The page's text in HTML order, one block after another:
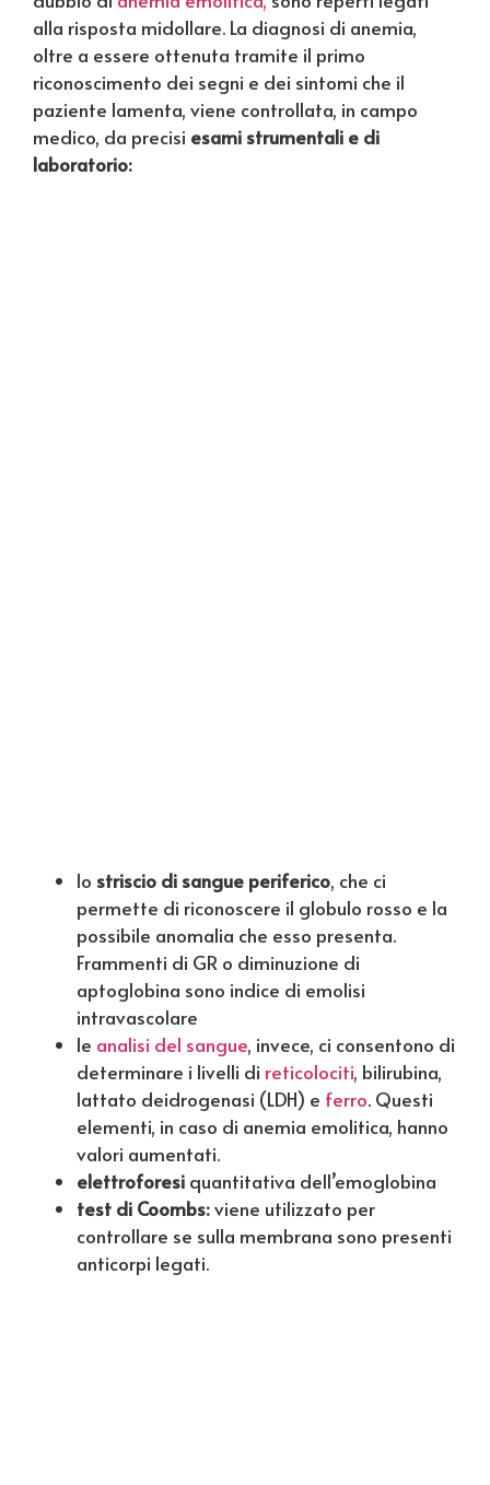
alla risposta midollare. La diagnosi di anemia,
oltre a essere ottenuta tramite il primo
riconoscimento dei segni e dei sintomi che il
paziente lamenta, viene controllata, in campo
medico, da precisi esami strumentali e di
laboratorio:
lo striscio di sangue periferico, che ci
permette di riconoscere il globulo rosso e la
possibile anomalia che esso presenta.
Frammenti di GR o diminuzione di
aptoglobina sono indice di emolisi
intravascolare
le analisi del sangue, invece, ci consentono di
determinare i livelli di reticolociti, bilirubina,
lattato deidrogenasi (LDH) e ferro. Questi
elementi, in caso di anemia emolitica, hanno
valori aumentati.
elettroforesi quantitativa dell’emoglobina
test di Coombs:viene utilizzato per
controllare se sulla membrana sono presenti
anticorpi legati.